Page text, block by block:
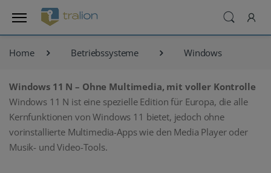
Home Betriebssysteme Windows
Windows 11 N – Ohne Multimedia, mit voller Kontrolle
Windows 11 N ist eine spezielle Edition für Europa, die alle
Kernfunktionen von Windows 11 bietet, jedoch ohne
vorinstallierte Multimedia-Apps wie den Media Player oder
Musik- und Video-Tools.